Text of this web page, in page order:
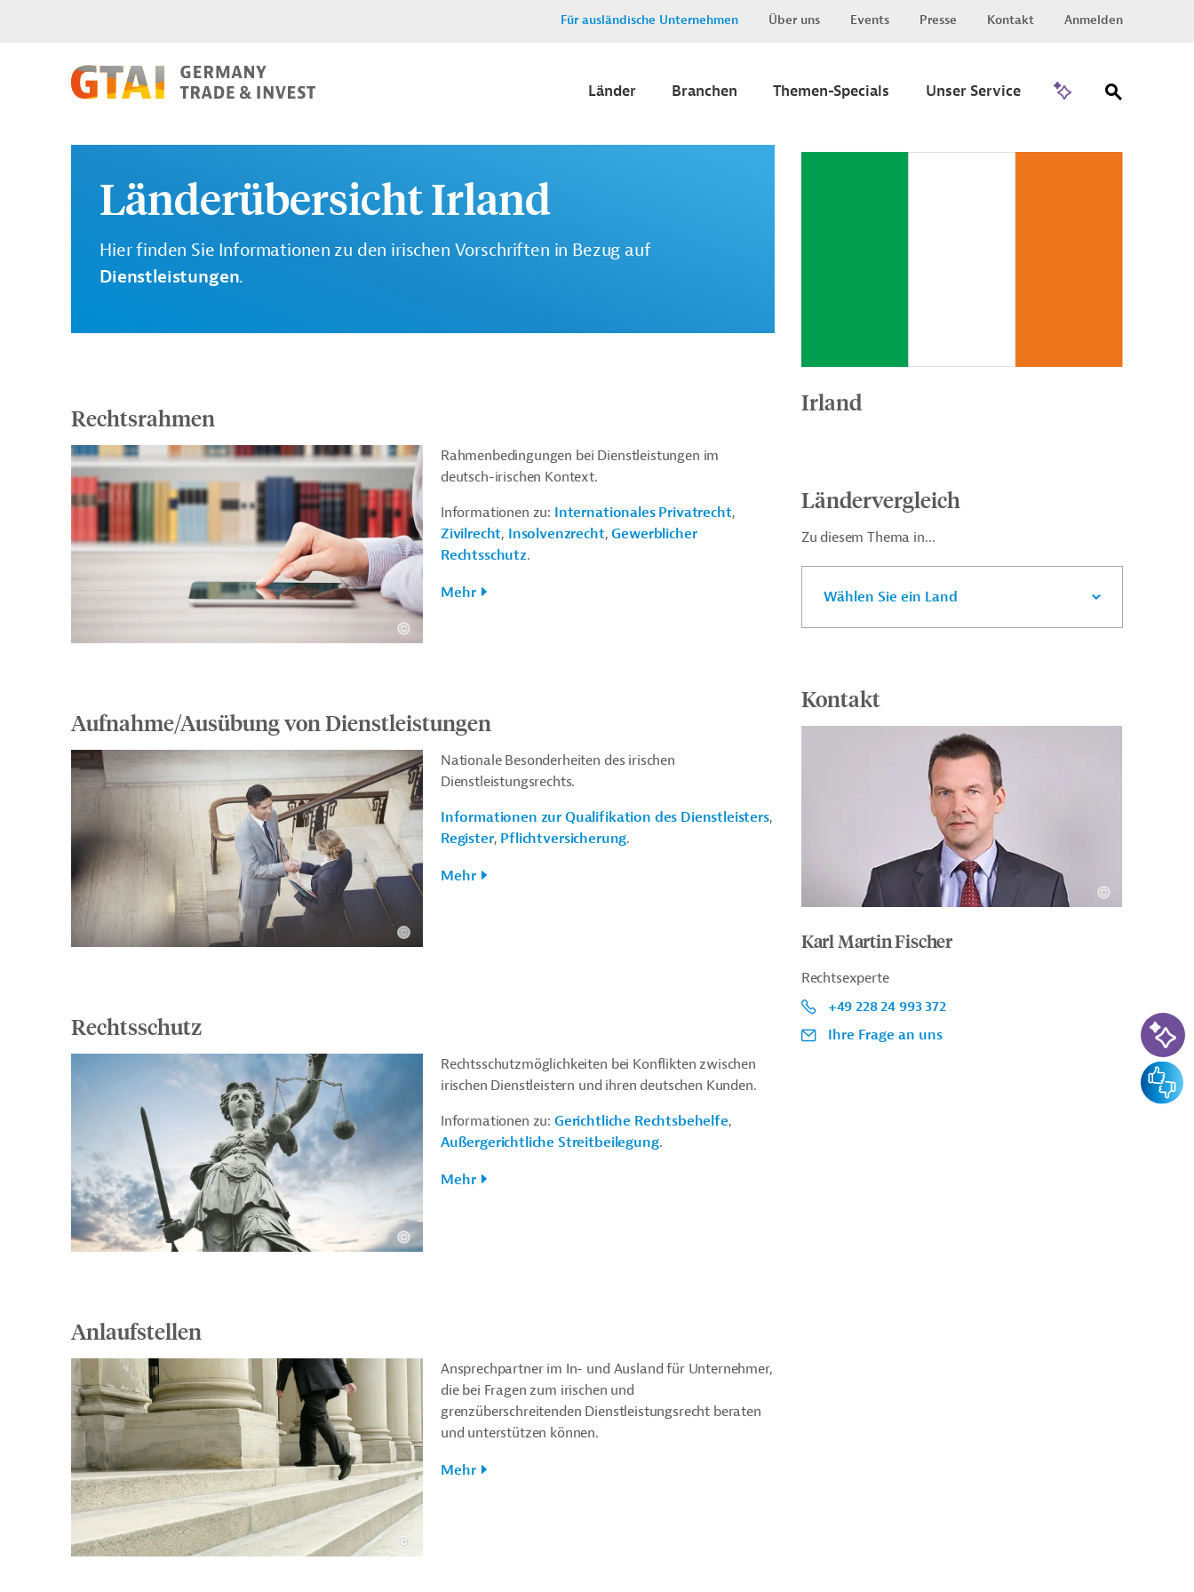
Für ausländische Unternehmen Über uns Events Presse Kontakt Anmelden
Länder Branchen Themen-Specials Unser Service
Länderübersicht Irland
Hier finden Sie Informationen zu den irischen Vorschriften in Bezug auf
Dienstleistungen.
Rechtsrahmen
Rahmenbedingungen bei Dienstleistungen im
deutsch-irischen Kontext.
Informationen zu: Internationales Privatrecht,
Zivilrecht, Insolvenzrecht,Gewerblicher
Rechtsschutz.
Mehr
Aufnahme/Ausübung von Dienstleistungen
Nationale Besonderheiten des irischen
Dienstleistungsrechts.
Informationen zur Qualifikation des Dienstleisters,
Register, Pflichtversicherung.
Mehr
Rechtsschutz
Rechtsschutzmöglichkeiten bei Konflikten zwischen
irischen Dienstleistern und ihren deutschen Kunden.
Informationen zu: Gerichtliche Rechtsbehelfe,
Außergerichtliche Streitbeilegung.
Mehr
Anlaufstellen
Ansprechpartner im In- und Ausland für Unternehmer,
die bei Fragen zum irischen und
grenzüberschreitenden Dienstleistungsrecht beraten
und unterstützen können.
Mehr
Irland
Ländervergleich
Zu diesem Thema in...
Wählen Sie ein Land
Kontakt
Karl Martin Fischer
Rechtsexperte
+49 228 24 993 372
Ihre Frage an uns
KI-